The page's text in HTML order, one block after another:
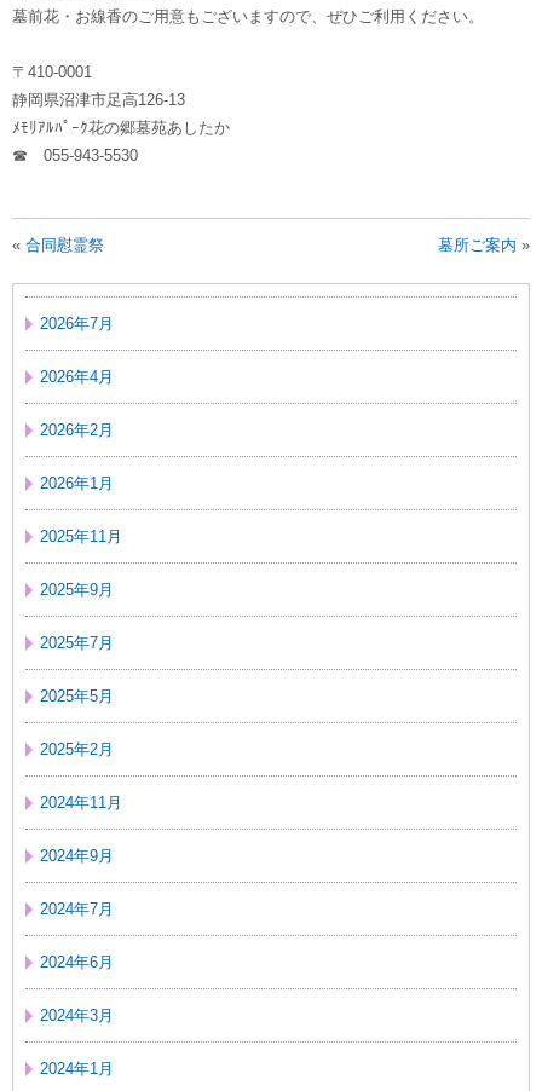
墓前花・お線香のご用意もございますので、ぜひご利用ください。
〒410-0001
静岡県沼津市足高126-13
ﾒﾓﾘｱﾙﾊﾟｰｸ花の郷墓苑あしたか
☎ 055-943-5530
« 合同慰霊祭 墓所ご案内 »
2026年7月
2026年4月
2026年2月
2026年1月
2025年11月
2025年9月
2025年7月
2025年5月
2025年2月
2024年11月
2024年9月
2024年7月
2024年6月
2024年3月
2024年1月